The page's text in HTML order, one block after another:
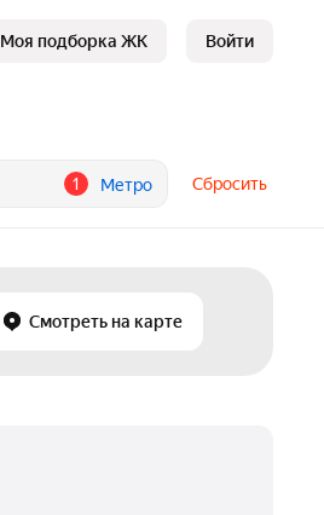
Моя подборка ЖК Войти
1 Метро Сбросить
Смотреть на карте